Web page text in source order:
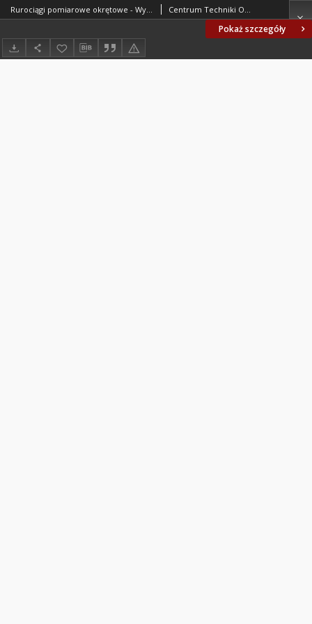
Pokaż szczegóły
Rurociągi pomiarowe okrętowe - Wytyczne projektowania BN-71/3730-04 Centrum Techniki Okrętowej w Gdańsku. Oprac.